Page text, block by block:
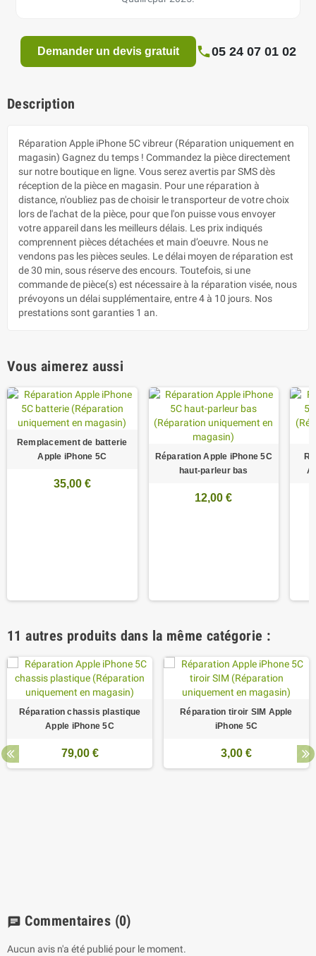
Demander un devis gratuit 05 24 07 01 02
Description
Réparation Apple iPhone 5C vibreur (Réparation uniquement en
magasin) Gagnez du temps ! Commandez la pièce directement
sur notre boutique en ligne. Vous serez avertis par SMS dès
réception de la pièce en magasin. Pour une réparation à
distance, n'oubliez pas de choisir le transporteur de votre choix
lors de l'achat de la pièce, pour que l'on puisse vous envoyer
votre appareil dans les meilleurs délais. Les prix indiqués
comprennent pièces détachées et main d’oeuvre. Nous ne
vendons pas les pièces seules. Le délai moyen de réparation est
de 30 min, sous réserve des encours. Toutefois, si une
commande de pièce(s) est nécessaire à la réparation visée, nous
prévoyons un délai supplémentaire, entre 4 à 10 jours. Nos
prestations sont garanties 1 an.
Vous aimerez aussi
Remplacement de batterie
Apple iPhone 5C
35,00 €
Réparation Apple iPhone 5C
haut-parleur bas
12,00 €
11 autres produits dans la même catégorie :
Réparation chassis plastique
Apple iPhone 5C
79,00 €
Réparation tiroir SIM Apple
iPhone 5C
3,00 €
chat Commentaires (0)
Aucun avis n'a été publié pour le moment.